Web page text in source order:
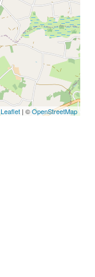
Leaflet | ©OpenStreetMap